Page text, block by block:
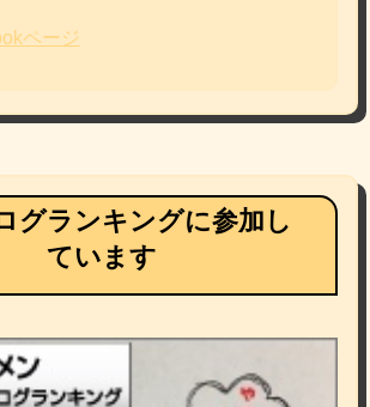
ページ
グランキングに参加し
ています